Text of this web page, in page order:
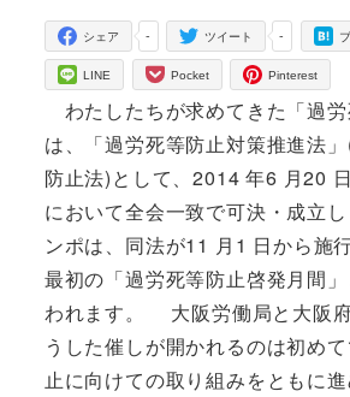
-
シェア -
ツイート
LINE Pocket Pinterest
わたしたちが求めてきた「過労
は、「過労死等防止対策推進法
防止法)として、2014 年6 月20
において全会一致で可決・成立
ンポは、同法が11 月1 日から施
最初の「過労死等防止啓発月間
われます。 大阪労働局と大阪
うした催しが開かれるのは初め
止に向けての取り組みをともに